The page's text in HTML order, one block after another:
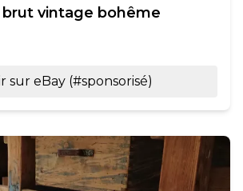
brut vintage bohême
sur eBay (#sponsorisé)